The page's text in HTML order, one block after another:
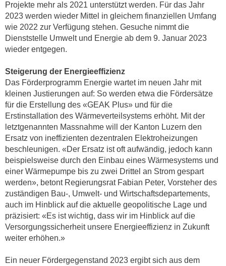
Projekte mehr als 2021 unterstützt werden. Für das Jahr
2023 werden wieder Mittel in gleichem finanziellen Umfang
wie 2022 zur Verfügung stehen. Gesuche nimmt die
Dienststelle Umwelt und Energie ab dem 9. Januar 2023
wieder entgegen.
Steigerung der Energieeffizienz
Das Förderprogramm Energie wartet im neuen Jahr mit
kleinen Justierungen auf: So werden etwa die Fördersätze
für die Erstellung des «GEAK Plus» und für die
Erstinstallation des Wärmeverteilsystems erhöht. Mit der
letztgenannten Massnahme will der Kanton Luzern den
Ersatz von ineffizienten dezentralen Elektroheizungen
beschleunigen. «Der Ersatz ist oft aufwändig, jedoch kann
beispielsweise durch den Einbau eines Wärmesystems und
einer Wärmepumpe bis zu zwei Drittel an Strom gespart
werden», betont Regierungsrat Fabian Peter, Vorsteher des
zuständigen Bau-, Umwelt- und Wirtschaftsdepartements,
auch im Hinblick auf die aktuelle geopolitische Lage und
präzisiert: «Es ist wichtig, dass wir im Hinblick auf die
Versorgungssicherheit unsere Energieeffizienz in Zukunft
weiter erhöhen.»
Ein neuer Fördergegenstand 2023 ergibt sich aus dem